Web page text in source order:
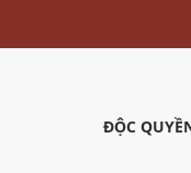
ĐỘC